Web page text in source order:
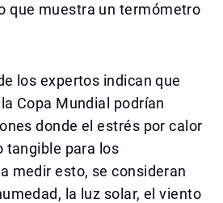
que muestra un termómetro
los expertos indican que
Copa Mundial podrían
donde el estrés por calor
tangible para los
medir esto, se consideran
la luz solar, el viento